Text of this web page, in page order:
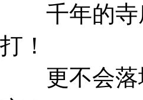
千年的寺
打！
更不会落